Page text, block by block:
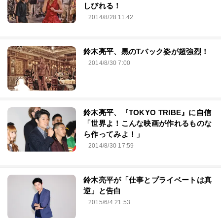
しびれる！
2014/8/28 11:42
鈴木亮平、黒のTバック姿が超強烈！
2014/8/30 7:00
鈴木亮平、『TOKYO TRIBE』に自信
「世界よ！こんな映画が作れるものな
ら作ってみよ！」
2014/8/30 17:59
鈴木亮平が「仕事とプライベートは真
逆」と告白
2015/6/4 21:53